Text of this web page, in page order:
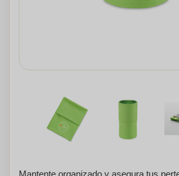
Mantente organizado y asegura tus